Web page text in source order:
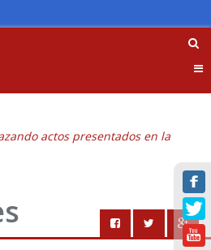
actos presentados en la